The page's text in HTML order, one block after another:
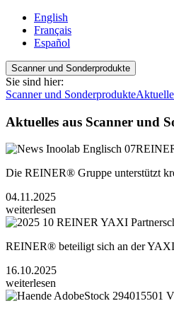
English
Français
Español
Scanner und Sonderprodukte
Sie sind hier:
Scanner und Sonderprodukte
Aktuelles aus Scanner und
Die REINER® Gruppe unterstützt
04.11.2025
weiterlesen
REINER® beteiligt sich an der YAXI
16.10.2025
weiterlesen